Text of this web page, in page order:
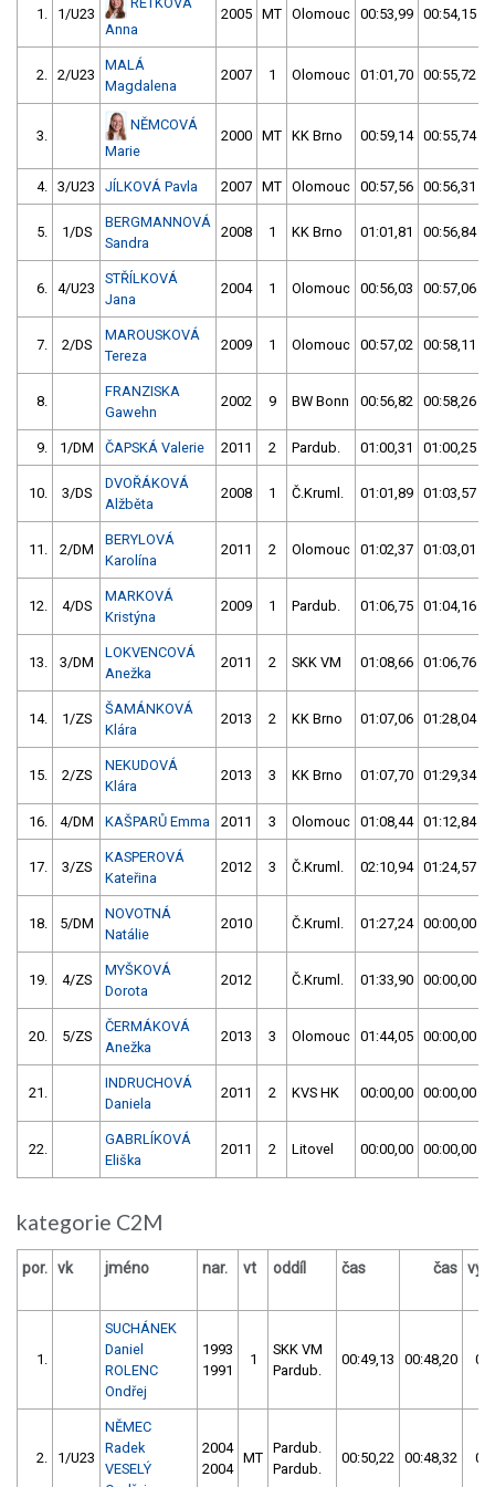
1. 1/U23
Anna
2005 MT Olomouc 00:53,99 00:54,15
2. 2/U23
MALÁ
Magdalena
2007 1 Olomouc 01:01,70 00:55,72
3.
NĚMCOVÁ
Marie
2000 MT KK Brno 00:59,14 00:55,74
4. 3/U23 JÍLKOVÁ Pavla 2007 MT Olomouc 00:57,56 00:56,31
5. 1/DS
BERGMANNOVÁ
Sandra
2008 1 KK Brno 01:01,81 00:56,84
6. 4/U23
STŘÍLKOVÁ
Jana
2004 1 Olomouc 00:56,03 00:57,06
7. 2/DS
MAROUSKOVÁ
Tereza
2009 1 Olomouc 00:57,02 00:58,11
8.
FRANZISKA
Gawehn
2002 9 BW Bonn 00:56,82 00:58,26
9. 1/DM ČAPSKÁ Valerie 2011 2 Pardub. 01:00,31 01:00,25
10. 3/DS
DVOŘÁKOVÁ
Alžběta
2008 1 Č.Kruml. 01:01,89 01:03,57
11. 2/DM
BERYLOVÁ
Karolína
2011 2 Olomouc 01:02,37 01:03,01
12. 4/DS
MARKOVÁ
Kristýna
2009 1 Pardub. 01:06,75 01:04,16
13. 3/DM
LOKVENCOVÁ
Anežka
2011 2 SKK VM 01:08,66 01:06,76
14. 1/ZS
ŠAMÁNKOVÁ
Klára
2013 2 KK Brno 01:07,06 01:28,04
15. 2/ZS
NEKUDOVÁ
Klára
2013 3 KK Brno 01:07,70 01:29,34
16. 4/DM KAŠPARŮ Emma 2011 3 Olomouc 01:08,44 01:12,84
17. 3/ZS
KASPEROVÁ
Kateřina
2012 3 Č.Kruml. 02:10,94 01:24,57
18. 5/DM
NOVOTNÁ
Natálie
2010 Č.Kruml. 01:27,24 00:00,00
19. 4/ZS
MYŠKOVÁ
Dorota
2012 Č.Kruml. 01:33,90 00:00,00
20. 5/ZS
ČERMÁKOVÁ
Anežka
2013 3 Olomouc 01:44,05 00:00,00
21.
INDRUCHOVÁ
Daniela
2011 2 KVS HK 00:00,00 00:00,00
22.
GABRLÍKOVÁ
Eliška
2011 2 Litovel 00:00,00 00:00,00
kategorie C2M
por. vk jméno nar. vt oddíl čas čas
1.
SUCHÁNEK
Daniel
ROLENC
Ondřej
1993
1991
1
SKK VM
Pardub.
00:49,13 00:48,20
2. 1/U23
NĚMEC
Radek
VESELÝ
2004
2004
MT
Pardub.
Pardub.
00:50,22 00:48,32